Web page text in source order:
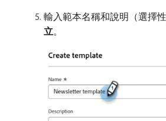
輸入範本名稱和說明（選擇
立。